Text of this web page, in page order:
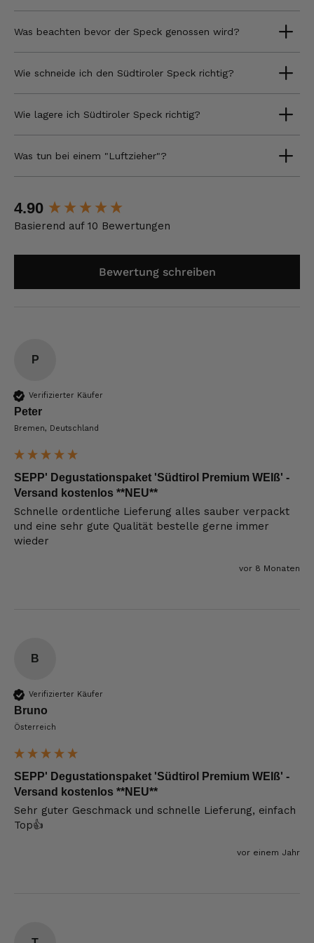
Was beachten bevor der Speck genossen wird?
Wie schneide ich den Südtiroler Speck richtig?
Wie lagere ich Südtiroler Speck richtig?
Was tun bei einem "Luftzieher"?
4.90
Basierend auf 10 Bewertungen
Bewertung schreiben
P
Verifizierter Käufer
Peter
Bremen, Deutschland
SEPP' Degustationspaket 'Südtirol Premium WEIß' -
Versand kostenlos **NEU**
Schnelle ordentliche Lieferung alles sauber verpackt
und eine sehr gute Qualität bestelle gerne immer
wieder
vor 8 Monaten
B
Verifizierter Käufer
Bruno
Österreich
SEPP' Degustationspaket 'Südtirol Premium WEIß' -
Versand kostenlos **NEU**
Sehr guter Geschmack und schnelle Lieferung, einfach
Top👍
vor einem Jahr
New content loaded